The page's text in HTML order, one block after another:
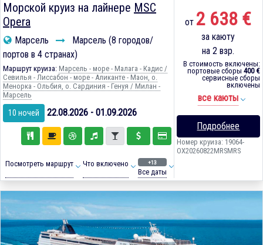
Морской круиз на лайнере MSC
Opera
Марсель
Марсель (8 городов/
портов в 4 странах)
Маршрут круиза: Марсель - море - Малага - Кадиc /
Севилья - Лиссабон - море - Аликанте - Маон, о.
Менорка - Ольбия, о. Сардиния - Генуя / Милан -
Марсель
10 ночей 22.08.2026 - 01.09.2026
Посмотреть маршрут Что включено +13
Все даты
от 2 638 €
за каюту
на 2 взр.
В стоимость включены:
портовые сборы 400 €
сервисные сборы
включены
все каюты
Подробнее
Номер круиза: 19064-
OX20260822MRSMRS